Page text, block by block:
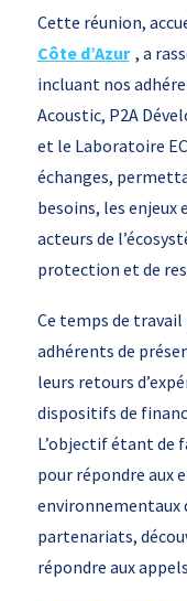
Cette réunion,
Côte d’Azur , a
incluant nos
Acoustic, P2A
et le Laboratoire
échanges,
besoins, les enjeux
acteurs de
protection et de
Ce temps de travail
adhérents de
leurs retours
dispositifs de
L’objectif étant de
pour répondre aux
environnementaux
partenariats,
répondre aux